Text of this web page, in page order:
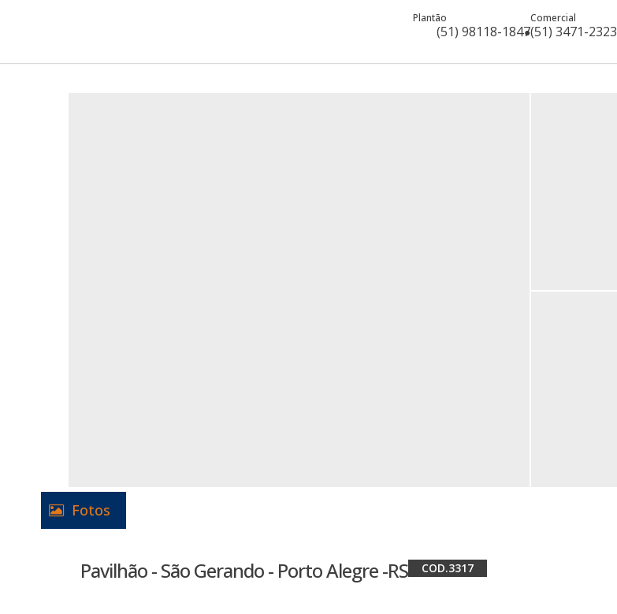
(51) 98118-1847
Plantão
(51) 3471-2323
Comercial
Fotos
Pavilhão - São Gerando - Porto Alegre -RS 3317